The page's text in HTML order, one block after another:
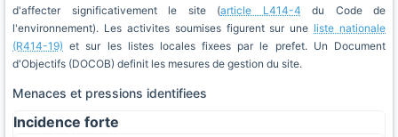
d'affecter significativement le site (article L414-4 du Code de
l'environnement). Les activites soumises figurent sur une liste nationale
(R414-19) et sur les listes locales fixees par le prefet. Un Document
d'Objectifs (DOCOB) definit les mesures de gestion du site.
Menaces et pressions identifiees
Incidence forte